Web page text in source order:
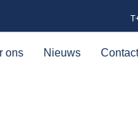
ons Nieuws Contact